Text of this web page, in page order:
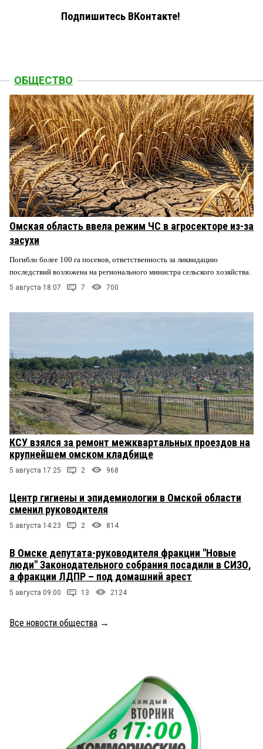
Подпишитесь ВКонтакте!
ОБЩЕСТВО
Омская область ввела режим ЧС в агросекторе из-за
засухи
Погибло более 100 га посевов, ответственность за ликвидацию
последствий возложена на регионального министра сельского хозяйства.
5 августа 18:07 7 700
КСУ взялся за ремонт межквартальных проездов на
крупнейшем омском кладбище
5 августа 17:25 2 968
Центр гигиены и эпидемиологии в Омской области
сменил руководителя
5 августа 14:23 2 814
В Омске депутата-руководителя фракции "Новые
люди" Законодательного собрания посадили в СИЗО,
а фракции ЛДПР – под домашний арест
5 августа 09:00 13 2124
Все новости общества →